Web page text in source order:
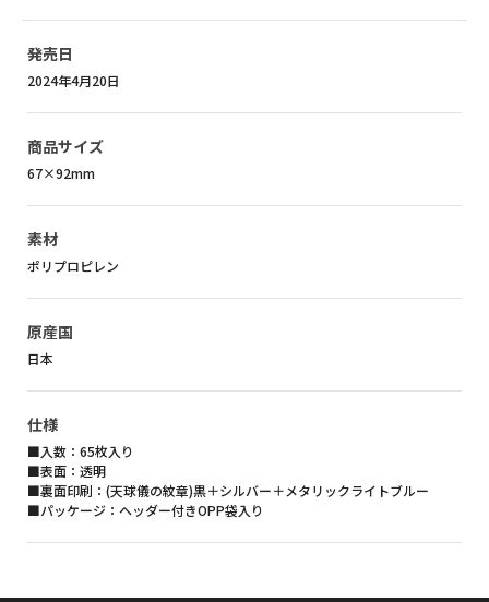
発売日
2024年4月20日
商品サイズ
67×92mm
素材
ポリプロピレン
原産国
日本
仕様
■入数：65枚入り
■表面：透明
■裏面印刷：(天球儀の紋章)黒＋シルバー＋メタリックライトブルー
■パッケージ：ヘッダー付きOPP袋入り